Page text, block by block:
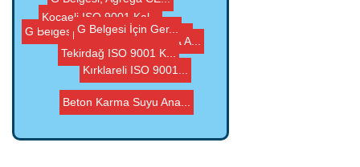
G Belgesi, Agrega CE...
Kırklareli ISO 9001...
Kocaeli ISO 9001 Kal...
Kırklareli Agrega A...
Tekirdağ ISO 9001 K...
G Belgesi İçin Ger...
Beton Karma Suyu Ana...